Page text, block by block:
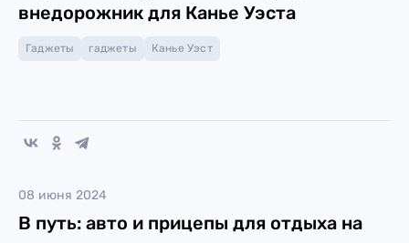
внедорожник для Канье Уэста
Гаджеты гаджеты Канье Уэст
08 июня 2024
В путь: авто и прицепы для отдыха на